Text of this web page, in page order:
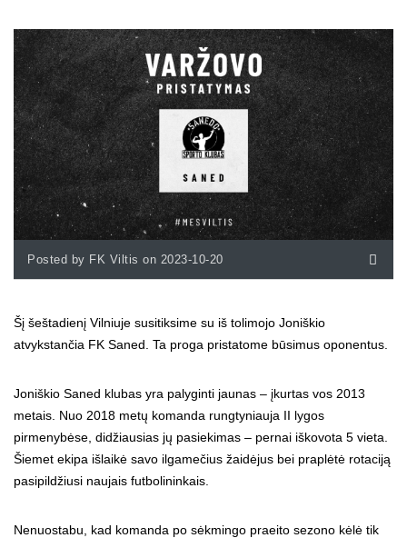
Posted by FK Viltis on 2023-10-20
Šį šeštadienį Vilniuje susitiksime su iš tolimojo Joniškio
atvykstančia FK Saned. Ta proga pristatome būsimus oponentus.
Joniškio Saned klubas yra palyginti jaunas – įkurtas vos 2013
metais. Nuo 2018 metų komanda rungtyniauja II lygos
pirmenybėse, didžiausias jų pasiekimas – pernai iškovota 5 vieta.
Šiemet ekipa išlaikė savo ilgamečius žaidėjus bei praplėtė rotaciją
pasipildžiusi naujais futbolininkais.
Nenuostabu, kad komanda po sėkmingo praeito sezono kėlė tik